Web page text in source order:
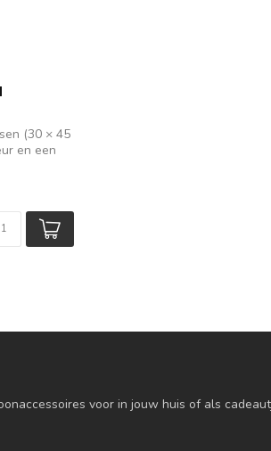
(30 × 45
en een
voor in jouw huis of als